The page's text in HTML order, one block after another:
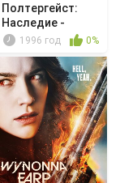
Полтергейст:
Наследие -
Ирландский ку...
1996 год 0%